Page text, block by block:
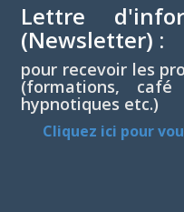
Lettre
(Newsletter) :
pour recevoir les
(formations,
hypnotiques etc.)
Cliquez ici pour